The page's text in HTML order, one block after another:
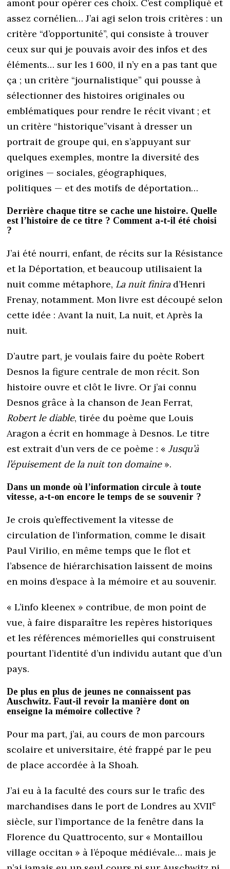
amont pour opérer ces choix. C’est compliqué et
assez cornélien… J’ai agi selon trois critères : un
critère “d’opportunité”, qui consiste à trouver
ceux sur qui je pouvais avoir des infos et des
éléments… sur les 1 600, il n’y en a pas tant que
ça ; un critère “journalistique” qui pousse à
sélectionner des histoires originales ou
emblématiques pour rendre le récit vivant ; et
un critère “historique”visant à dresser un
portrait de groupe qui, en s’appuyant sur
quelques exemples, montre la diversité des
origines — sociales, géographiques,
politiques — et des motifs de déportation…
Derrière chaque titre se cache une histoire. Quelle
est l’histoire de ce titre ? Comment a-t-il été choisi
?
J’ai été nourri, enfant, de récits sur la Résistance
et la Déportation, et beaucoup utilisaient la
nuit comme métaphore, La nuit finirad’Henri
Frenay, notamment. Mon livre est découpé selon
cette idée : Avant la nuit, La nuit, et Après la
nuit.
D’autre part, je voulais faire du poète Robert
Desnos la figure centrale de mon récit. Son
histoire ouvre et clôt le livre. Or j’ai connu
Desnos grâce à la chanson de Jean Ferrat,
Robert le diable, tirée du poème que Louis
Aragon a écrit en hommage à Desnos. Le titre
est extrait d’un vers de ce poème : « Jusqu’à
l’épuisement de la nuit ton domaine».
Dans un monde où l’information circule à toute
vitesse, a-t-on encore le temps de se souvenir ?
Je crois qu’effectivement la vitesse de
circulation de l’information, comme le disait
Paul Virilio, en même temps que le flot et
l’absence de hiérarchisation laissent de moins
en moins d’espace à la mémoire et au souvenir.
« L’info kleenex » contribue, de mon point de
vue, à faire disparaître les repères historiques
et les références mémorielles qui construisent
pourtant l’identité d’un individu autant que d’un
pays.
De plus en plus de jeunes ne connaissent pas
Auschwitz. Faut-il revoir la manière dont on
enseigne la mémoire collective ?
Pour ma part, j’ai, au cours de mon parcours
scolaire et universitaire, été frappé par le peu
de place accordée à la Shoah.
J’ai eu à la faculté des cours sur le trafic des
marchandises dans le port de Londres au XVIIe
siècle, sur l’importance de la fenêtre dans la
Florence du Quattrocento, sur « Montaillou
village occitan » à l’époque médiévale… mais je